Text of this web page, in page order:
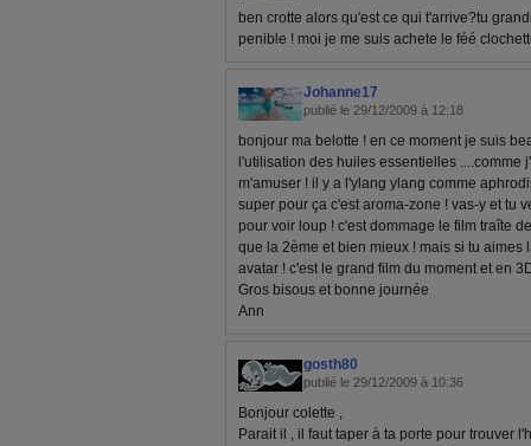
ben crotte alors qu'est ce qui t'arrive?tu
penible ! moi je me suis achete le féé
Johanne17
publié le 29/12/2009 à 12:18
bonjour ma belotte ! en ce moment je suis
l'utilisation des huiles essentielles ....comme
m'amuser ! il y a l'ylang ylang comme
super pour ça c'est aroma-zone ! vas-y et tu
pour voir loup ! c'est dommage le film traîte
que la 2ème et bien mieux ! mais si tu aimes
avatar ! c'est le grand film du moment et en
Gros bisous et bonne journée
Ann
gosth80
publié le 29/12/2009 à 10:36
Bonjour colette ,
Parait il , il faut taper à ta porte pour trouver